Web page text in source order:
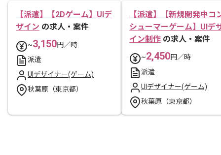
【派遣】【2Dゲーム】UIデ
ザイン の求人・案件
~3,150円／時
派遣
UIデザイナー(ゲーム)
秋葉原（東京都）
【派遣】【新規開発中コ
シューマーゲーム】UIデ
イン制作 の求人・案件
~2,450円／時
派遣
UIデザイナー(ゲーム)
秋葉原（東京都）